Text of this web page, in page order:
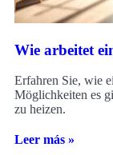
Wie arbeitet
Erfahren Sie, wie
Möglichkeiten es
zu heizen.
Leer más »